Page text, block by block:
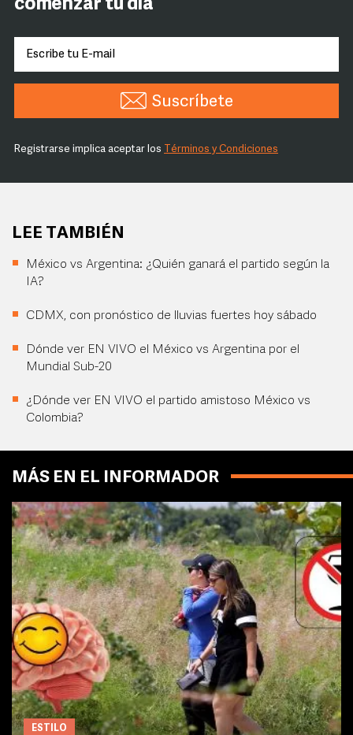
comenzar tu día
Suscríbete
Registrarse implica aceptar los Términos y Condiciones
LEE TAMBIÉN
México vs Argentina: ¿Quién ganará el partido según la
IA?
CDMX, con pronóstico de lluvias fuertes hoy sábado
Dónde ver EN VIVO el México vs Argentina por el
Mundial Sub-20
¿Dónde ver EN VIVO el partido amistoso México vs
Colombia?
MÁS EN EL INFORMADOR
ESTILO